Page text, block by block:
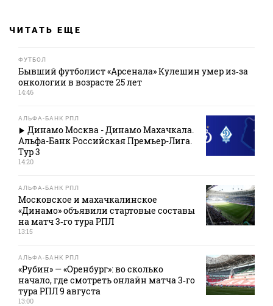
ЧИТАТЬ ЕЩЕ
ФУТБОЛ
Бывший футболист «Арсенала» Кулешин умер из‑за
онкологии в возрасте 25 лет
14:46
АЛЬФА-БАНК РПЛ
Динамо Москва - Динамо Махачкала.
Альфа-Банк Российская Премьер-Лига.
Тур 3
14:20
АЛЬФА-БАНК РПЛ
Московское и махачкалинское
«Динамо» объявили стартовые составы
на матч 3‑го тура РПЛ
13:15
АЛЬФА-БАНК РПЛ
«Рубин» — «Оренбург»: во сколько
начало, где смотреть онлайн матча 3‑го
тура РПЛ 9 августа
13:00